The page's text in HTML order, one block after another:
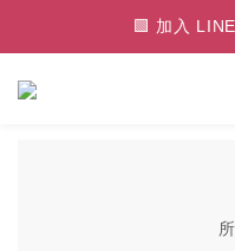
⭐ 口罩買 5
🟩 加入
⭐ 口罩買 5